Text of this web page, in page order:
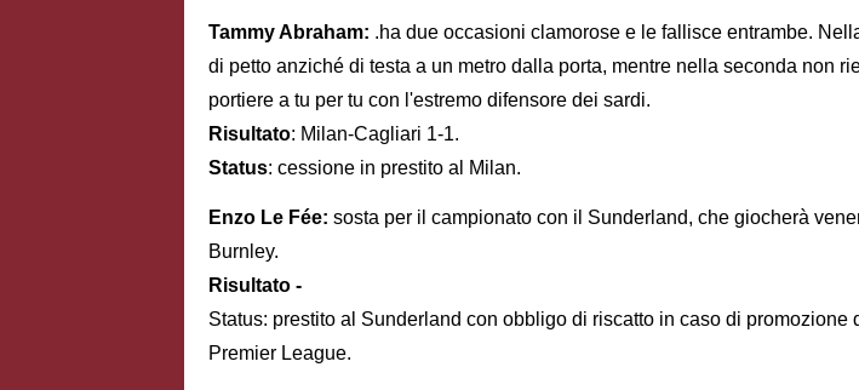
Tammy Abraham: .ha due occasioni clamorose e le fallisce entrambe.
di petto anziché di testa a un metro dalla porta, mentre nella seconda non
portiere a tu per tu con l'estremo difensore dei sardi.
Risultato: Milan-Cagliari 1-1.
Status: cessione in prestito al Milan.
Enzo Le Fée: sosta per il campionato con il Sunderland, che giocherà
Burnley.
Risultato -
Status: prestito al Sunderland con obbligo di riscatto in caso di promozione
Premier League.